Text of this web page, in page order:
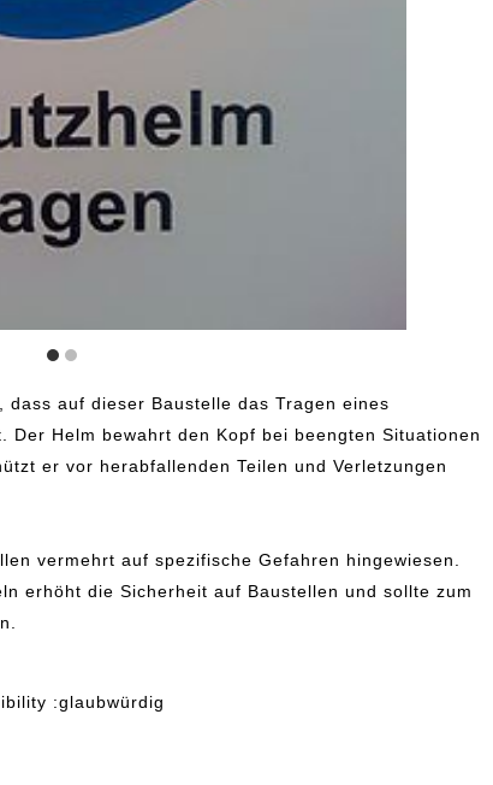
dass auf dieser Baustelle das Tragen eines
Der Helm bewahrt den Kopf bei beengten Situationen
er vor herabfallenden Teilen und Verletzungen
vermehrt auf spezifische Gefahren hingewiesen.
erhöht die Sicherheit auf Baustellen und sollte zum
glaubwürdig